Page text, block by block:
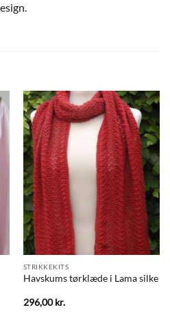
STRIKKEKITS
Havskums tørklæde i Lama silke
296,00kr.